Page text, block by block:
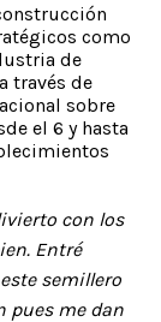
como
de
través de
sobre
el 6 y hasta
con los
Entré
semillero
pues me dan